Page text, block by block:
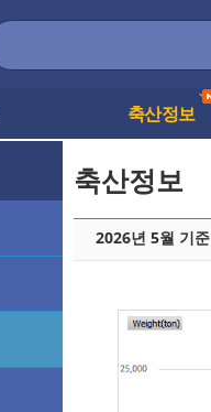
축산정보
축산정보
2026년 5월 기